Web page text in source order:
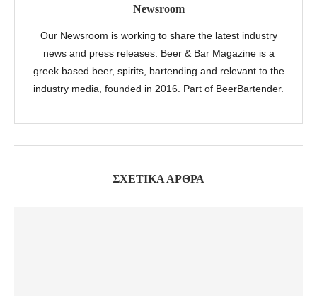
Newsroom
Our Newsroom is working to share the latest industry
news and press releases. Beer & Bar Magazine is a
greek based beer, spirits, bartending and relevant to the
industry media, founded in 2016. Part of BeerBartender.
ΣΧΕΤΙΚΆ ΆΡΘΡΑ